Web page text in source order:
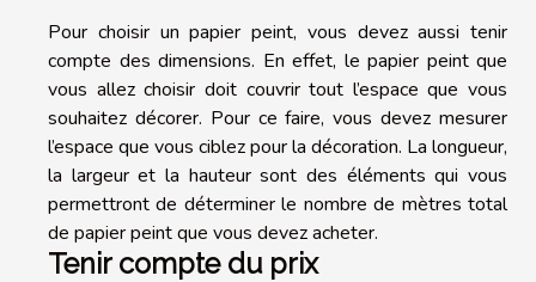
Pour choisir un papier peint, vous devez aussi tenir
compte des dimensions. En effet, le papier peint que
vous allez choisir doit couvrir tout l’espace que vous
souhaitez décorer. Pour ce faire, vous devez mesurer
l’espace que vous ciblez pour la décoration. La longueur,
la largeur et la hauteur sont des éléments qui vous
permettront de déterminer le nombre de mètres total
de papier peint que vous devez acheter.
Tenir compte du prix